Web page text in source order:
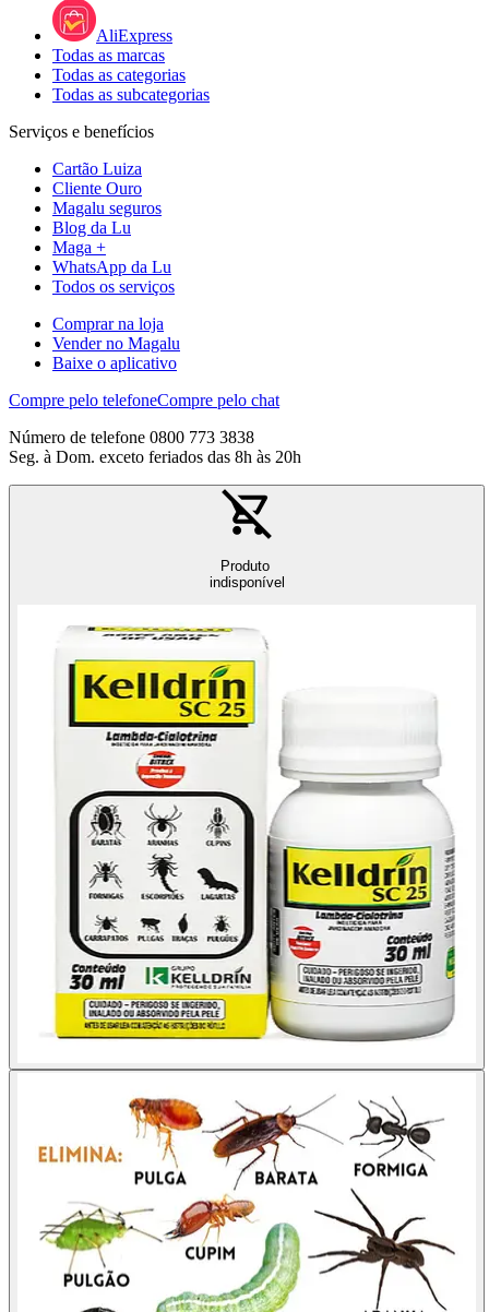
AliExpress
Todas as marcas
Todas as categorias
Todas as subcategorias
Serviços e benefícios
Cartão Luiza
Cliente Ouro
Magalu seguros
Blog da Lu
Maga +
WhatsApp da Lu
Todos os serviços
Comprar na loja
Vender no Magalu
Baixe o aplicativo
Compre pelo telefoneCompre pelo chat
Número de telefone 0800 773 3838
Seg. à Dom. exceto feriados das 8h às 20h
Produto
indisponível